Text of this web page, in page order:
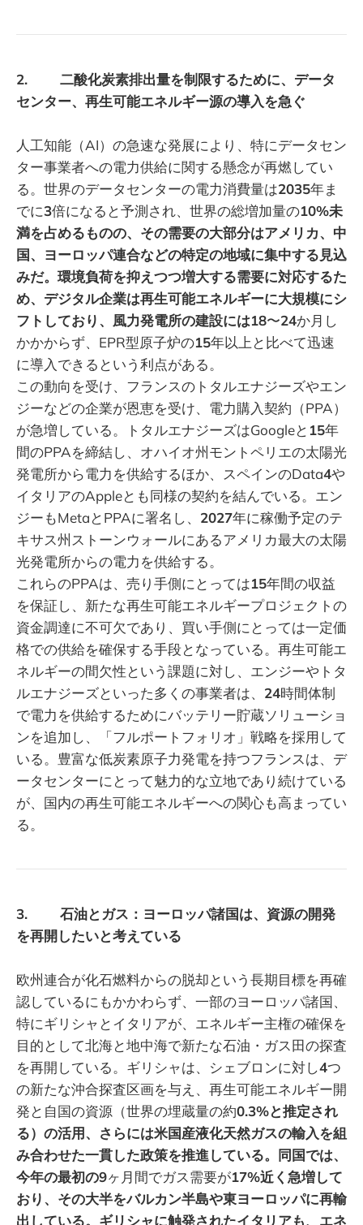
2. 二酸化炭素排出量を制限するために、データ
センター、再生可能エネルギー源の導入を急ぐ
人工知能（AI）の急速な発展により、特にデータセン
ター事業者への電力供給に関する懸念が再燃してい
る。世界のデータセンターの電力消費量は2035年ま
でに3倍になると予測され、世界の総増加量の10%未
満を占めるものの、その需要の大部分はアメリカ、中
国、ヨーロッパ連合などの特定の地域に集中する見込
みだ。環境負荷を抑えつつ増大する需要に対応するた
め、デジタル企業は再生可能エネルギーに大規模にシ
フトしており、風力発電所の建設には18〜24か月し
かかからず、EPR型原子炉の15年以上と比べて迅速
に導入できるという利点がある。
この動向を受け、フランスのトタルエナジーズやエン
ジーなどの企業が恩恵を受け、電力購入契約（PPA）
が急増している。トタルエナジーズはGoogleと 15年
間のPPAを締結し、オハイオ州モントペリエの太陽光
発電所から電力を供給するほか、スペインのData4や
イタリアのAppleとも同様の契約を結んでいる。エン
ジーもMetaとPPAに署名し、 2027年に稼働予定のテ
キサス州ストーンウォールにあるアメリカ最大の太陽
光発電所からの電力を供給する。
これらのPPAは、売り手側にとっては15年間の収益
を保証し、新たな再生可能エネルギープロジェクトの
資金調達に不可欠であり、買い手側にとっては一定価
格での供給を確保する手段となっている。再生可能エ
ネルギーの間欠性という課題に対し、エンジーやトタ
ルエナジーズといった多くの事業者は、 24時間体制
で電力を供給するためにバッテリー貯蔵ソリューショ
ンを追加し、「フルポートフォリオ」戦略を採用して
いる。豊富な低炭素原子力発電を持つフランスは、デ
ータセンターにとって魅力的な立地であり続けている
が、国内の再生可能エネルギーへの関心も高まってい
る。
3. 石油とガス：ヨーロッパ諸国は、資源の開発
を再開したいと考えている
欧州連合が化石燃料からの脱却という長期目標を再確
認しているにもかかわらず、一部のヨーロッパ諸国、
特にギリシャとイタリアが、エネルギー主権の確保を
目的として北海と地中海で新たな石油・ガス田の探査
を再開している。ギリシャは、シェブロンに対し4つ
の新たな沖合探査区画を与え、再生可能エネルギー開
発と自国の資源（世界の埋蔵量の約0.3%と推定され
る）の活用、さらには米国産液化天然ガスの輸入を組
み合わせた一貫した政策を推進している。同国では、
今年の最初の9ヶ月間でガス需要が17%近く急増して
おり、その大半をバルカン半島や東ヨーロッパに再輸
出している。ギリシャに触発されたイタリアも、エネ